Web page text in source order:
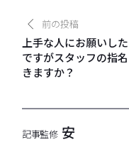
前の投稿
上手な人にお願いし
ですがスタッフの指
きますか？
記事監修 安